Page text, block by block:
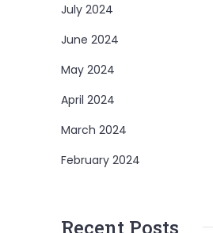
July 2024
June 2024
May 2024
April 2024
March 2024
February 2024
Recent Posts